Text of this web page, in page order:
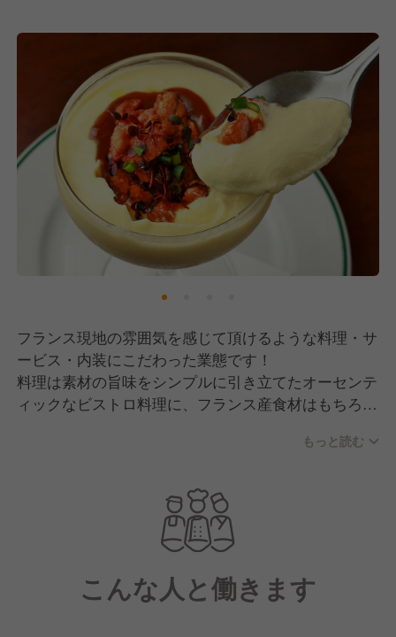
フランス現地の雰囲気を感じて頂けるような料理・サ
ービス・内装にこだわった業態です！
料理は素材の旨味をシンプルに引き立てたオーセンテ
ィックなビストロ料理に、フランス産食材はもちろん
ワインはクラシックな生産者から若手の生産者まで幅
もっと読む
こんな人と働きます